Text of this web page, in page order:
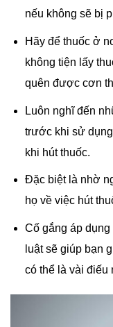
nếu không sẽ bị
Hãy để thuốc ở
không tiện lấy
quên được cơn
Luôn nghĩ đến
trước khi sử
khi hút thuốc.
Đặc biệt là nhờ
họ về việc hút
Cố gắng áp
luật sẽ giúp bạn
có thể là vài điếu